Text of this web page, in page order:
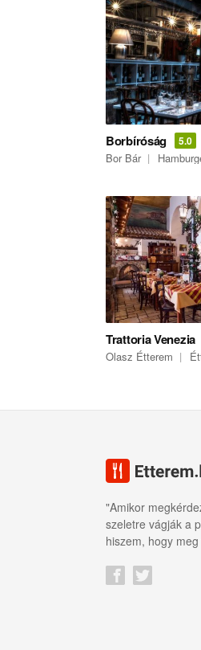
Borbíróság 5.0
Bor Bár
Trattoria Venezia
Olasz Étterem
"Amikor
szeletre vágják a
hiszem, hogy